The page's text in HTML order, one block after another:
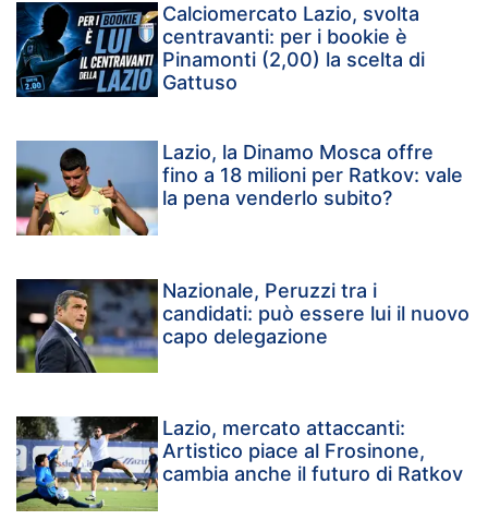
Calciomercato Lazio, svolta
centravanti: per i bookie è
Pinamonti (2,00) la scelta di
Gattuso
Lazio, la Dinamo Mosca offre
fino a 18 milioni per Ratkov: vale
la pena venderlo subito?
Nazionale, Peruzzi tra i
candidati: può essere lui il nuovo
capo delegazione
Lazio, mercato attaccanti:
Artistico piace al Frosinone,
cambia anche il futuro di Ratkov